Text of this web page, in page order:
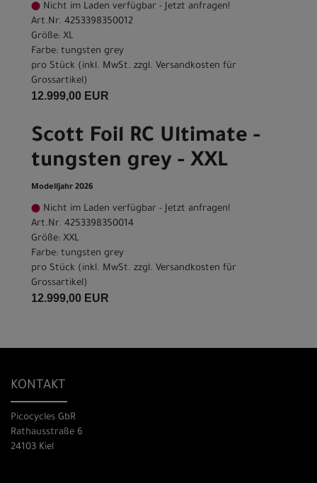
Nicht im Laden verfügbar - Jetzt anfragen!
Art.Nr. 4253398350012
Größe: XL
Farbe: tungsten grey
pro Stück (inkl. MwSt. zzgl. Versandkosten für
Grossartikel)
12.999,00 EUR
Scott Foil RC Ultimate -
tungsten grey - XXL
Modelljahr 2026
Nicht im Laden verfügbar - Jetzt anfragen!
Art.Nr. 4253398350014
Größe: XXL
Farbe: tungsten grey
pro Stück (inkl. MwSt. zzgl. Versandkosten für
Grossartikel)
12.999,00 EUR
KONTAKT
Picocycles GbR
Rathausstraße 6
24103 Kiel